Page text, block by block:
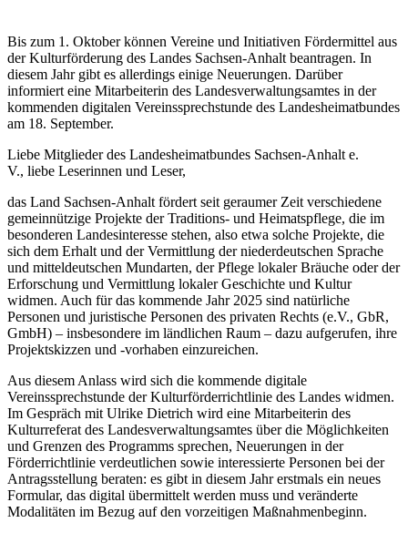
Bis zum 1. Oktober können Vereine und Initiativen Fördermittel aus
der Kulturförderung des Landes Sachsen-Anhalt beantragen. In
diesem Jahr gibt es allerdings einige Neuerungen. Darüber
informiert eine Mitarbeiterin des Landesverwaltungsamtes in der
kommenden digitalen Vereinssprechstunde des Landesheimatbundes
am 18. September.
Liebe Mitglieder des Landesheimatbundes Sachsen-Anhalt e.
V., liebe Leserinnen und Leser,
das Land Sachsen-Anhalt fördert seit geraumer Zeit verschiedene
gemeinnützige Projekte der Traditions- und Heimatspflege, die im
besonderen Landesinteresse stehen, also etwa solche Projekte, die
sich dem Erhalt und der Vermittlung der niederdeutschen Sprache
und mitteldeutschen Mundarten, der Pflege lokaler Bräuche oder der
Erforschung und Vermittlung lokaler Geschichte und Kultur
widmen. Auch für das kommende Jahr 2025 sind natürliche
Personen und juristische Personen des privaten Rechts (e.V., GbR,
GmbH) – insbesondere im ländlichen Raum – dazu aufgerufen, ihre
Projektskizzen und -vorhaben einzureichen.
Aus diesem Anlass wird sich die kommende digitale
Vereinssprechstunde der Kulturförderrichtlinie des Landes widmen.
Im Gespräch mit Ulrike Dietrich wird eine Mitarbeiterin des
Kulturreferat des Landesverwaltungsamtes über die Möglichkeiten
und Grenzen des Programms sprechen, Neuerungen in der
Förderrichtlinie verdeutlichen sowie interessierte Personen bei der
Antragsstellung beraten: es gibt in diesem Jahr erstmals ein neues
Formular, das digital übermittelt werden muss und veränderte
Modalitäten im Bezug auf den vorzeitigen Maßnahmenbeginn.